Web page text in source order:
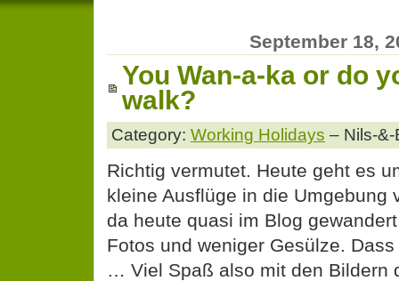
September 18,
You Wan-a-ka or do
walk?
Category: Working Holidays – Nils-
Richtig vermutet. Heute geht es
kleine Ausflüge in die Umgebung
da heute quasi im Blog
Fotos und weniger Gesülze.
… Viel Spaß also mit den Bildern